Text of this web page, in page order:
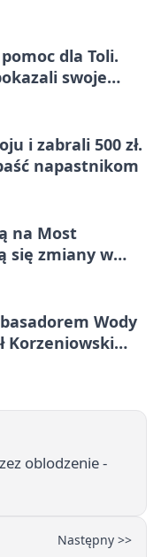
dla Toli.
swoje
i zabrali 500 zł.
napastnikom
na Most
się zmiany w
Wody
Korzeniowski
oblodzenie -
Następny >>